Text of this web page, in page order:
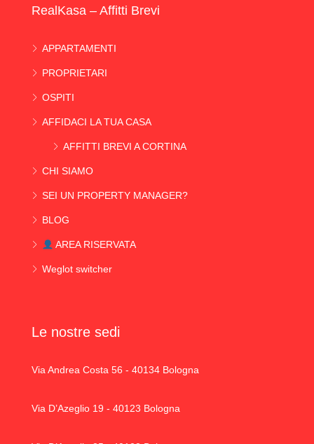
RealKasa – Affitti Brevi
APPARTAMENTI
PROPRIETARI
OSPITI
AFFIDACI LA TUA CASA
AFFITTI BREVI A CORTINA
CHI SIAMO
SEI UN PROPERTY MANAGER?
BLOG
AREA RISERVATA
Weglot switcher
Le nostre sedi
Via Andrea Costa 56 - 40134 Bologna
Via D’Azeglio 19 - 40123 Bologna